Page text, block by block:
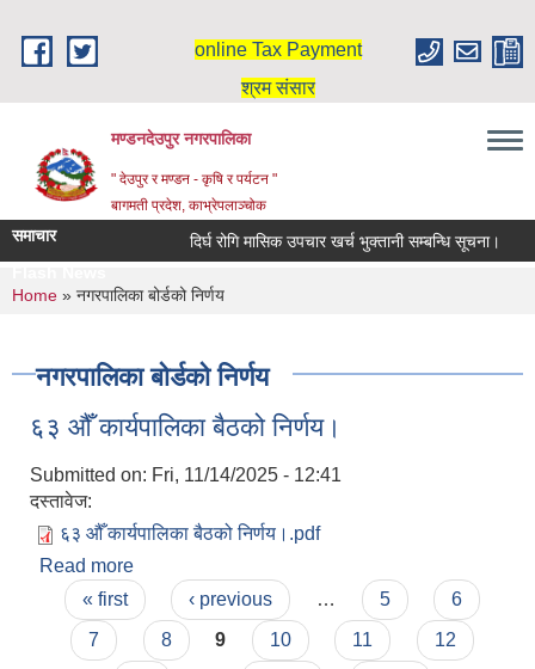
online Tax Payment
श्रम संसार
मण्डनदेउपुर नगरपालिका
" देउपुर र मण्डन - कृषि र पर्यटन "
बागमती प्रदेश, काभ्रेपलाञ्चोक
समाचार दिर्घ रोगि मासिक उपचार खर्च भुक्तानी सम्बन्धि सूचना।
You are here
Home » नगरपालिका बोर्डको निर्णय
नगरपालिका बोर्डको निर्णय
६३ औँ कार्यपालिका बैठको निर्णय।
Submitted on: Fri, 11/14/2025 - 12:41
दस्तावेज:
६३ औँ कार्यपालिका बैठको निर्णय।.pdf
Read more
Pages
« first ‹ previous … 5
6
7
8 9 10 11
12